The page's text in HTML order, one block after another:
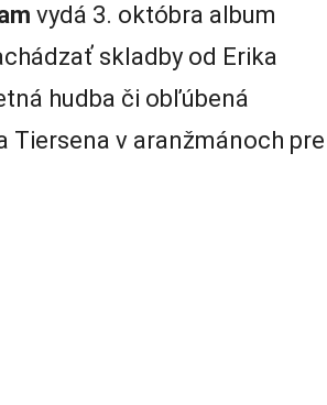
vydá 3. októbra album
skladby od Erika
hudba či obľúbená
Tiersena v aranžmánoch pre